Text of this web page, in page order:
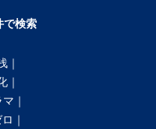
で検索
｜
｜
｜
｜